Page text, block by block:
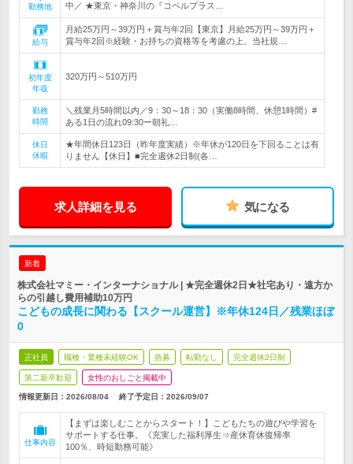
勤務地
中／ ★東京・神奈川の『コペルプラス…
給与
月給25万円～39万円＋賞与年2回【東京】月給25万円～39万円＋
賞与年2回※経験・お持ちの資格等を考慮の上、当社規…
初年度
年収
320万円～510万円
勤務
時間
＼残業月5時間以内／9：30～18：30（実働8時間、休憩1時間）#
ある1日の流れ09:30ー朝礼…
休日
休暇
★年間休日123日（昨年度実績）※年休が120日を下回ることは有
りません【休日】■完全週休2日制(各…
求人詳細を見る 気になる
新着
株式会社マミー・インターナショナル | ★完全週休2日★社宅あり・遠方か
らの引越し費用補助10万円
こどもの成長に関わる【スクール運営】※年休124日／残業ほぼ
0
正社員 職種・業種未経験OK 急募 転勤なし 完全週休2日制
第二新卒歓迎 女性のおしごと掲載中
情報更新日：2026/08/04 終了予定日： 2026/09/07
仕事内容
【まずは楽しむことからスタート！】こどもたちの遊びや学習を
サポートする仕事。《充実した福利厚生⇒産休育休復帰率
100％、時短勤務可能》